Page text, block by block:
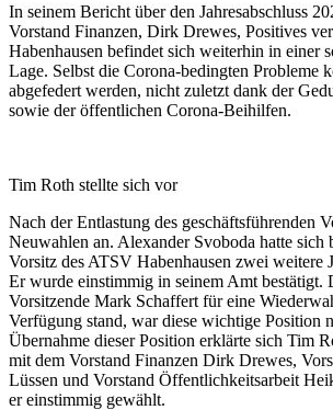
In seinem Bericht über den Jahresabschluss
Vorstand Finanzen, Dirk Drewes, Positives
Habenhausen befindet sich weiterhin in einer
Lage. Selbst die Corona-bedingten Probleme
abgefedert werden, nicht zuletzt dank der
sowie der öffentlichen Corona-Beihilfen.
Tim Roth stellte sich vor
Nach der Entlastung des geschäftsführenden
Neuwahlen an. Alexander Svoboda hatte sich
Vorsitz des ATSV Habenhausen zwei weitere
Er wurde einstimmig in seinem Amt bestätigt.
Vorsitzende Mark Schaffert für eine
Verfügung stand, war diese wichtige Position
Übernahme dieser Position erklärte sich Tim
mit dem Vorstand Finanzen Dirk Drewes,
Lüssen und Vorstand Öffentlichkeitsarbeit
er einstimmig gewählt.